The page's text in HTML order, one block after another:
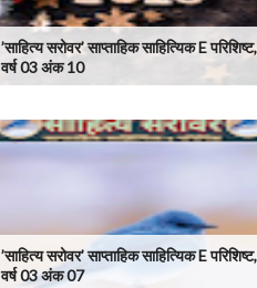
’साहित्य सरोवर’ साप्ताहिक साहित्यिक E परिशिष्ट,
वर्ष 03 अंक 10
’साहित्य सरोवर’ साप्ताहिक साहित्यिक E परिशिष्ट,
वर्ष 03 अंक 07